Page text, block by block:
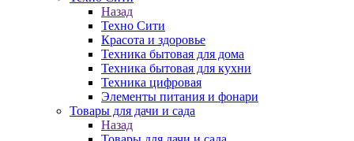
Назад
Техно Сити
Красота и здоровье
Техника бытовая для дома
Техника бытовая для кухни
Техника цифровая
Элементы питания и фонари
Товары для дачи и сада
Назад